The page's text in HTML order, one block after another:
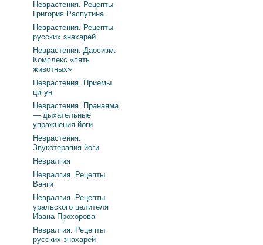
Неврастения. Рецепты
Григория Распутина
Неврастения. Рецепты
русских знахарей
Неврастения. Даосизм.
Комплекс «пять
животных»
Неврастения. Приемы
цигун
Неврастения. Пранаяма
— дыхательные
упражнения йоги
Неврастения.
Звукотерапия йоги
Невралгия
Невралгия. Рецепты
Ванги
Невралгия. Рецепты
уральского целителя
Ивана Прохорова
Невралгия. Рецепты
русских знахарей